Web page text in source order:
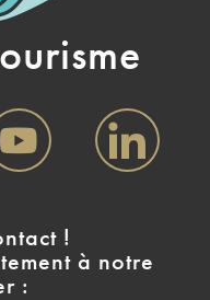
!
à notre
: